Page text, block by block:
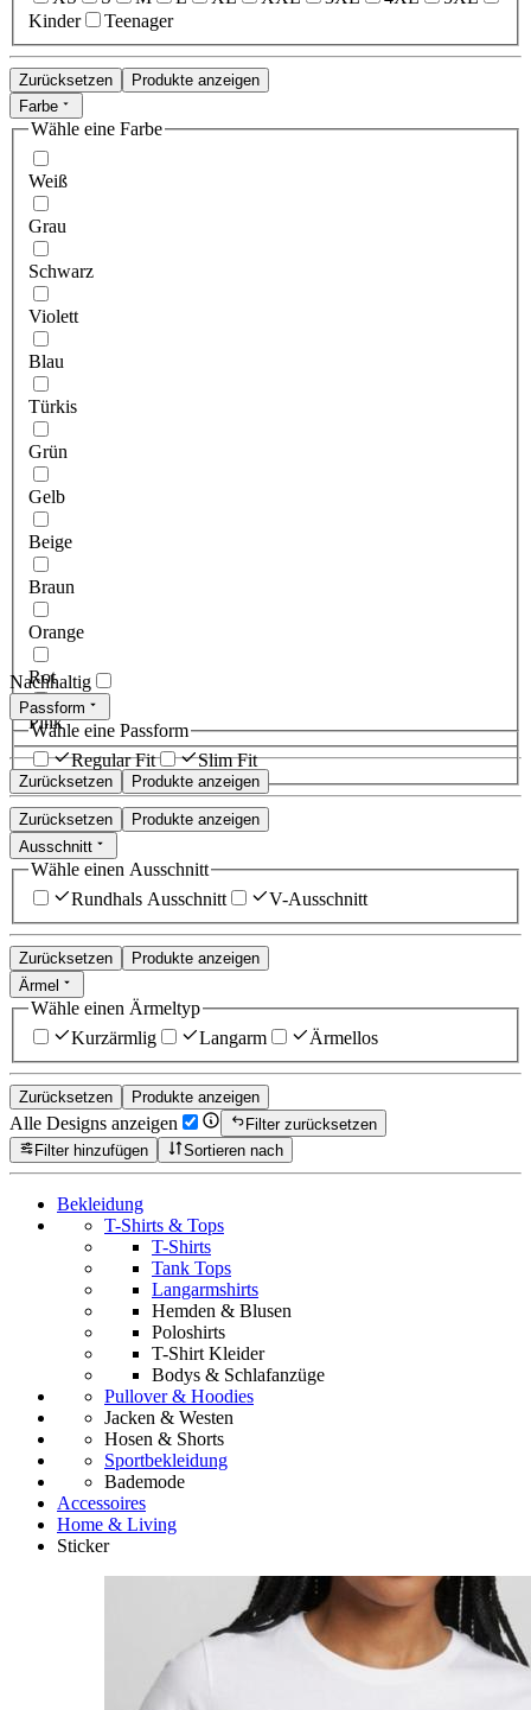
Kinder
Teenager
Zurücksetzen
Produkte anzeigen
Farbe
Wähle eine Farbe
Weiß
Grau
Schwarz
Violett
Blau
Türkis
Grün
Gelb
Beige
Braun
Orange
Rot
Pink
Zurücksetzen Produkte anzeigen
Nachhaltig
Passform
Wähle eine Passform
Regular Fit
Slim Fit
Zurücksetzen
Produkte anzeigen
Ausschnitt
Wähle einen Ausschnitt
Rundhals Ausschnitt
V-Ausschnitt
Zurücksetzen
Produkte anzeigen
Ärmel
Wähle einen Ärmeltyp
Kurzärmlig
Langarm Ärmellos
Zurücksetzen Produkte anzeigen
Alle Designs anzeigen
Filter zurücksetzen
Filter hinzufügen
Sortieren nach
Bekleidung
T-Shirts & Tops
T-Shirts
Tank Tops
Langarmshirts
Hemden & Blusen
Poloshirts
T-Shirt Kleider
Bodys & Schlafanzüge
Pullover & Hoodies
Jacken & Westen
Hosen & Shorts
Sportbekleidung
Bademode
Accessoires
Home & Living
Sticker